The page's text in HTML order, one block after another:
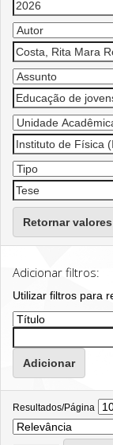
Retornar valores
Adicionar filtros:
Utilizar filtros para
Resultados/Página